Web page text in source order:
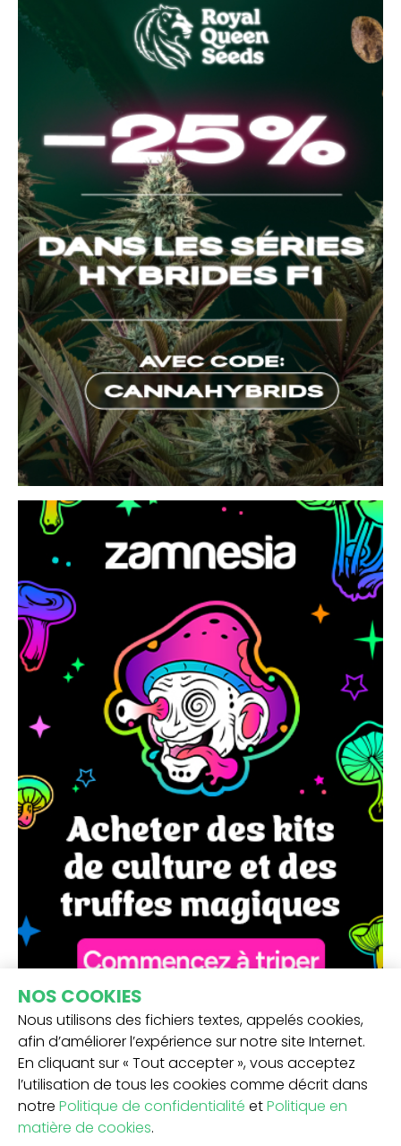
NOS COOKIES
Nous utilisons des fichiers textes, appelés cookies,
afin d’améliorer l’expérience sur notre site Internet.
En cliquant sur « Tout accepter », vous acceptez
l’utilisation de tous les cookies comme décrit dans
notre Politique de confidentialité etPolitique en
matière de cookies.